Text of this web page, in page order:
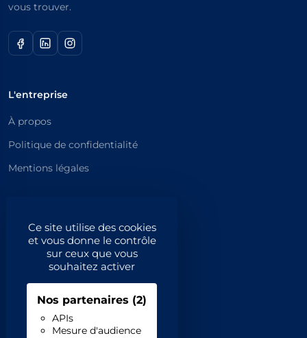
Ce site utilise des cookies
et vous donne le contrôle
sur ceux que vous
souhaitez activer
Nos partenaires (2)
APIs
Mesure d'audience
vous trouver.
L'entreprise
À propos
Politique de confidentialité
Mentions légales
Catégories
Code NAF/APE
Professionnels
Inscrivez-vous
Contact